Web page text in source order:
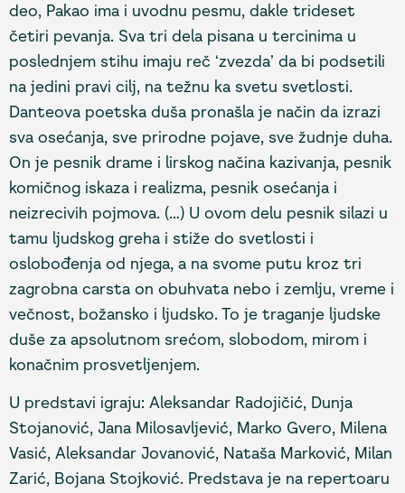
deo, Pakao ima i uvodnu pesmu, dakle trideset
četiri pevanja. Sva tri dela pisana u tercinima u
poslednjem stihu imaju reč ‘zvezda’ da bi podsetili
na jedini pravi cilj, na težnu ka svetu svetlosti.
Danteova poetska duša pronašla je način da izrazi
sva osećanja, sve prirodne pojave, sve žudnje duha.
On je pesnik drame i lirskog načina kazivanja, pesnik
komičnog iskaza i realizma, pesnik osećanja i
neizrecivih pojmova. (…) U ovom delu pesnik silazi u
tamu ljudskog greha i stiže do svetlosti i
oslobođenja od njega, a na svome putu kroz tri
zagrobna carsta on obuhvata nebo i zemlju, vreme i
večnost, božansko i ljudsko. To je traganje ljudske
duše za apsolutnom srećom, slobodom, mirom i
konačnim prosvetljenjem.
U predstavi igraju: Aleksandar Radojičić, Dunja
Stojanović, Jana Milosavljević, Marko Gvero, Milena
Vasić, Aleksandar Jovanović, Nataša Marković, Milan
Zarić, Bojana Stojković. Predstava je na repertoaru